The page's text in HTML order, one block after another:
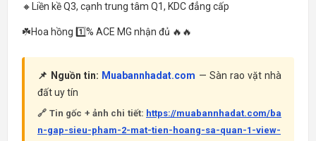
🔸Liền kề Q3, cạnh trung tâm Q1, KDC đẳng cấp
☘️Hoa hồng 1️⃣% ACE MG nhận đủ 🔥🔥
📌 Nguồn tin: Muabannhadat.com — Sàn rao vặt nhà
đất uy tín
🔗 Tin gốc + ảnh chi tiết: https://muabannhadat.com/ba
n-gap-sieu-pham-2-mat-tien-hoang-sa-quan-1-view-